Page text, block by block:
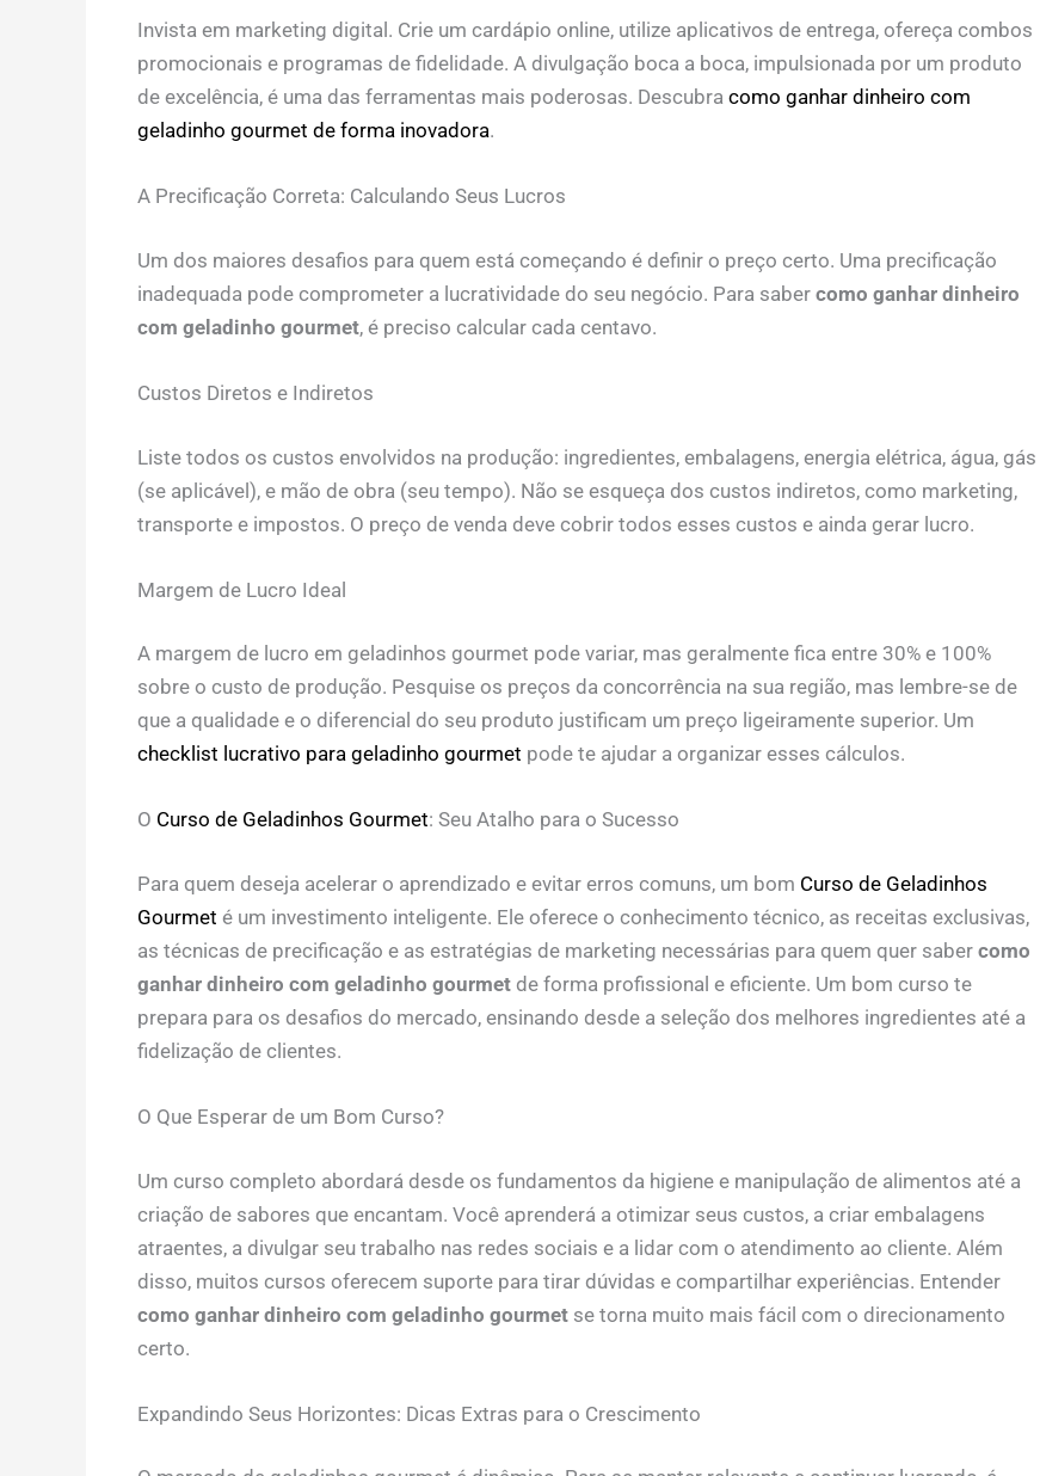
Invista em marketing digital. Crie um cardápio online, utilize aplicativos de entrega, ofereça combos
promocionais e programas de fidelidade. A divulgação boca a boca, impulsionada por um produto
de excelência, é uma das ferramentas mais poderosas. Descubra como ganhar dinheiro com
geladinho gourmet de forma inovadora.
A Precificação Correta: Calculando Seus Lucros
Um dos maiores desafios para quem está começando é definir o preço certo. Uma precificação
inadequada pode comprometer a lucratividade do seu negócio. Para saber como ganhar dinheiro
com geladinho gourmet, é preciso calcular cada centavo.
Custos Diretos e Indiretos
Liste todos os custos envolvidos na produção: ingredientes, embalagens, energia elétrica, água, gás
(se aplicável), e mão de obra (seu tempo). Não se esqueça dos custos indiretos, como marketing,
transporte e impostos. O preço de venda deve cobrir todos esses custos e ainda gerar lucro.
Margem de Lucro Ideal
A margem de lucro em geladinhos gourmet pode variar, mas geralmente fica entre 30% e 100%
sobre o custo de produção. Pesquise os preços da concorrência na sua região, mas lembre-se de
que a qualidade e o diferencial do seu produto justificam um preço ligeiramente superior. Um
checklist lucrativo para geladinho gourmet pode te ajudar a organizar esses cálculos.
O Curso de Geladinhos Gourmet: Seu Atalho para o Sucesso
Para quem deseja acelerar o aprendizado e evitar erros comuns, um bom Curso de Geladinhos
Gourmet é um investimento inteligente. Ele oferece o conhecimento técnico, as receitas exclusivas,
as técnicas de precificação e as estratégias de marketing necessárias para quem quer saber como
ganhar dinheiro com geladinho gourmetde forma profissional e eficiente. Um bom curso te
prepara para os desafios do mercado, ensinando desde a seleção dos melhores ingredientes até a
fidelização de clientes.
O Que Esperar de um Bom Curso?
Um curso completo abordará desde os fundamentos da higiene e manipulação de alimentos até a
criação de sabores que encantam. Você aprenderá a otimizar seus custos, a criar embalagens
atraentes, a divulgar seu trabalho nas redes sociais e a lidar com o atendimento ao cliente. Além
disso, muitos cursos oferecem suporte para tirar dúvidas e compartilhar experiências. Entender
como ganhar dinheiro com geladinho gourmetse torna muito mais fácil com o direcionamento
certo.
Expandindo Seus Horizontes: Dicas Extras para o Crescimento